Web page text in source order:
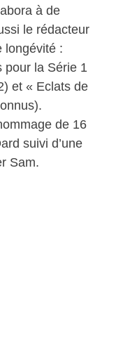
à de
le rédacteur
longévité :
pour la Série 1
et « Eclats de
de 16
suivi d’une
Sam.